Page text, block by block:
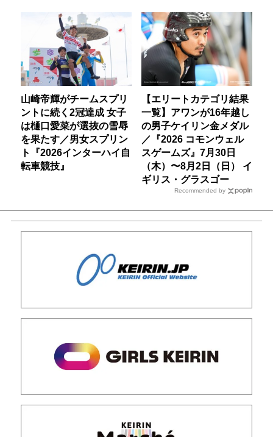
山崎帝輝がチームスプリ
ントに続く2冠達成 女子
は樋口愛菜が選抜の雪辱
を果たす／男女スプリン
ト『2026インターハイ自
転車競技』
【エリートカテゴリ結果
一覧】アワンが16年越し
の男子ケイリン金メダル
／『2026 コモンウェル
スゲームズ』7月30日
（木）〜8月2日（日） イ
ギリス・グラスゴー
Recommended by